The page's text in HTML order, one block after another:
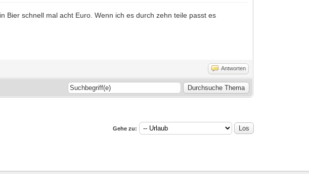
Bier schnell mal acht Euro. Wenn ich es durch zehn teile passt es
Antworten
Gehe zu: